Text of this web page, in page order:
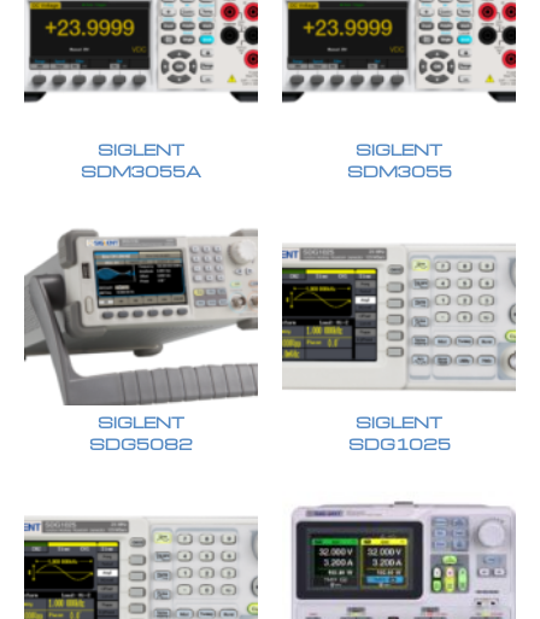
SIGLENT
SDM3055A
SIGLENT
SDM3055
SIGLENT
SDG5082
SIGLENT
SDG1025